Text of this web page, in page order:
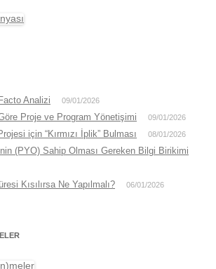
Analizi 09/01/2026
Proje ve Program Yönetişimi 09/01/2026
için “Kırmızı İplik” Bulması 08/01/2026
(PYO) Sahip Olması Gereken Bilgi Birikimi
Kısılırsa Ne Yapılmalı? 06/01/2026